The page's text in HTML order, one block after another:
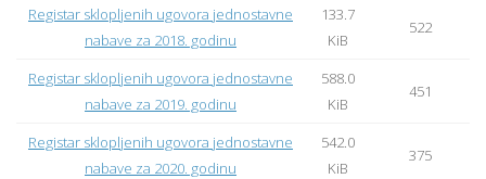
Registar sklopljenih ugovora jednostavne
nabave za 2018. godinu
133.7
KiB
522
Registar sklopljenih ugovora jednostavne
nabave za 2019. godinu
588.0
KiB
451
Registar sklopljenih ugovora jednostavne
nabave za 2020. godinu
542.0
KiB
375